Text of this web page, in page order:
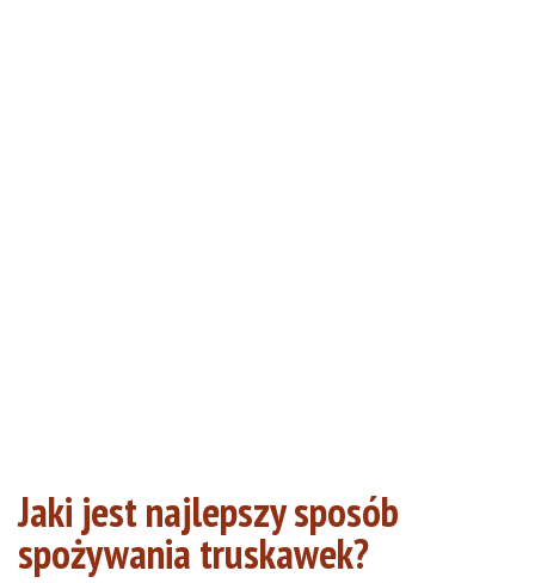
Jaki jest najlepszy sposób
spożywania truskawek?